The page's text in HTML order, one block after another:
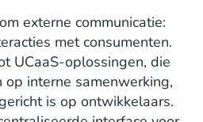
externe communicatie:
met consumenten.
UCaaS-oplossingen, die
op interne samenwerking,
is op ontwikkelaars.